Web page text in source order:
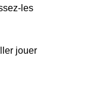
les
jouer